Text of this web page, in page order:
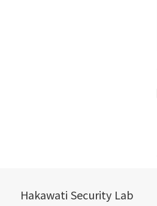
Hakawati Security Lab